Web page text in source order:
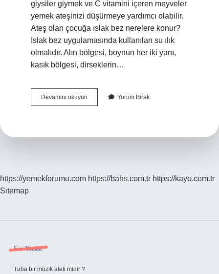
giysiler giymek ve C vitamini içeren meyveler
yemek ateşinizi düşürmeye yardımcı olabilir.
Ateş olan çocuğa ıslak bez nerelere konur?
Islak bez uygulamasında kullanılan su ılık
olmalıdır. Alın bölgesi, boynun her iki yanı,
kasık bölgesi, dirseklerin…
Devamını okuyun
Çorap
Yorum Bırak
https://yemekforumu.com https://bahs.com.tr https://kayo.com.tr
Sitemap
Sidebar
Son Yazılar
Tuba bir müzik aleti midir ?